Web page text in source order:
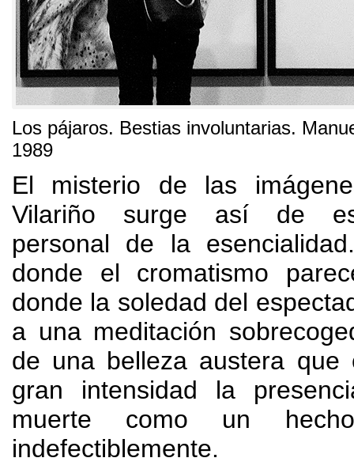
Los pájaros. Bestias involuntarias.
1989
El misterio de las
Vilariño surge así de
personal de la esencialidad
donde el cromatismo
donde la soledad del
a una meditación
de una belleza austera que
gran intensidad la
muerte como un
indefectiblemente.